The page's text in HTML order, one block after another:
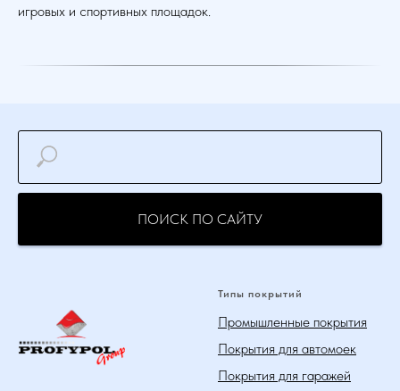
игровых и спортивных площадок.
ПОИСК ПО САЙТУ
Типы покрытий
Промышленные покрытия
Покрытия для автомоек
Покрытия для гаражей